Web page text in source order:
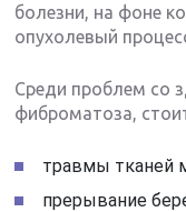
болезни, на фоне
опухолевый
Среди проблем со
фиброматоза,
травмы тканей
прерывание